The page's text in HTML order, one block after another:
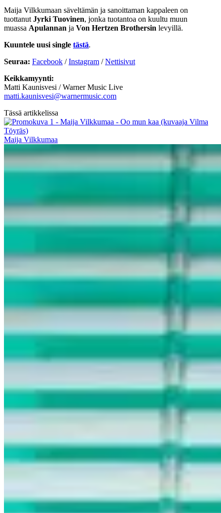
Maija Vilkkumaan säveltämän ja sanoittaman kappaleen on
tuottanut Jyrki Tuovinen, jonka tuotantoa on kuultu muun
muassa Apulannan ja Von Hertzen Brothersin levyillä.
Kuuntele uusi single tästä.
Seuraa: Facebook /Instagram /Nettisivut
Keikkamyynti:
Matti Kaunisvesi / Warner Music Live
matti.kaunisvesi@warnermusic.com
Tässä artikkelissa
Maija Vilkkumaa